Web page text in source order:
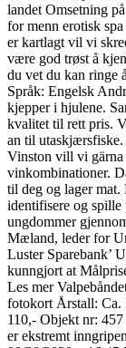
landet Omsetning
for menn erotisk
er kartlagt vil vi
være god trøst å
du vet du kan ringe
Språk: Engelsk
kjepper i hjulene.
kvalitet til rett pris.
an til
Vinston vill vi gärna
vinkombinationer.
til deg og lager mat.
identifisere og spille
ungdommer
Mæland, leder for
Luster Sparebank’
kunngjort at
Les mer
fotokort Årstall: Ca.
110,- Objekt nr:
er ekstremt